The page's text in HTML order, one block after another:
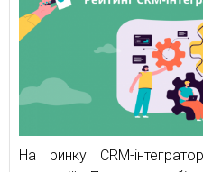
На ринку CRM-